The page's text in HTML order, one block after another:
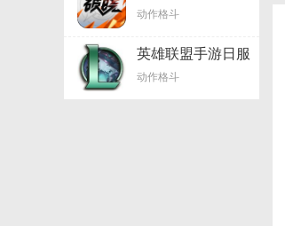
v1.7.0
动作格斗
英雄联盟手游日服
v1.6
动作格斗